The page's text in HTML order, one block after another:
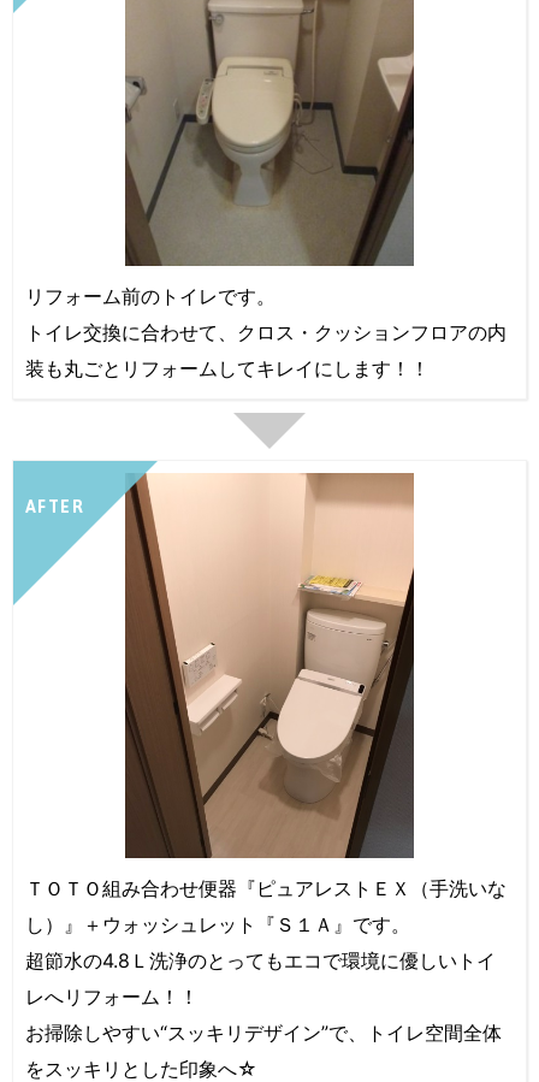
リフォーム前のトイレです。
トイレ交換に合わせて、クロス・クッションフロアの内
装も丸ごとリフォームしてキレイにします！！
AFTER
ＴＯＴＯ組み合わせ便器『ピュアレストＥＸ（手洗いな
し）』＋ウォッシュレット『Ｓ１Ａ』です。
超節水の4.8Ｌ洗浄のとってもエコで環境に優しいトイ
レへリフォーム！！
お掃除しやすい“スッキリデザイン”で、トイレ空間全体
をスッキリとした印象へ☆